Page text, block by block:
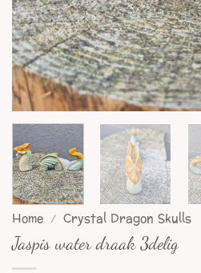
Home / Crystal Dragon Skulls
Jaspis water draak 3delig